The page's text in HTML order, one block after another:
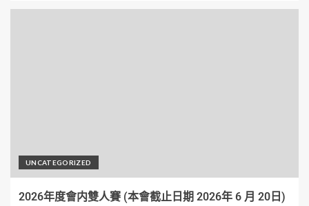
UNCATEGORIZED
2026年度會内雙人賽 (本會截止日期 2026年 6 月 20日)